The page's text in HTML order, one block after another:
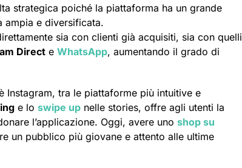
strategica poiché la piattaforma ha un grande
ampia e diversificata.
sia con clienti già acquisiti, sia con quelli
Direct e WhatsApp, aumentando il grado di
Instagram, tra le piattaforme più intuitive e
e lo swipe up nelle stories, offre agli utenti la
l’applicazione. Oggi, avere uno shop su
un pubblico più giovane e attento alle ultime